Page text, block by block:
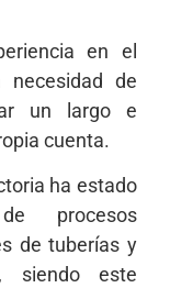
en el
necesidad de
un largo e
cuenta.
ha estado
procesos
de tuberías y
siendo este